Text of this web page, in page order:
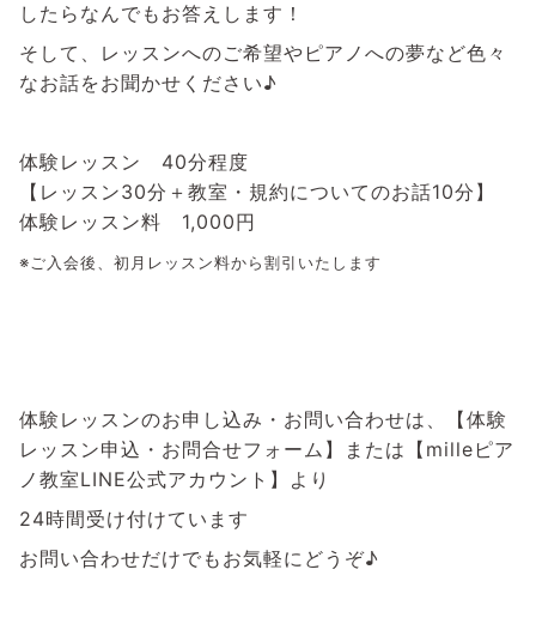
したらなんでもお答えします！
そして、レッスンへのご希望やピアノへの夢など色々
なお話をお聞かせください♪
体験レッスン 40分程度
【レッスン30分＋教室・規約についてのお話10分】
体験レッスン料 1,000円
※ご入会後、初月レッスン料から割引いたします
体験レッスンのお申し込み・お問い合わせは、【体験
レッスン申込・お問合せフォーム】または【milleピア
ノ教室LINE公式アカウント】より
24時間受け付けています
お問い合わせだけでもお気軽にどうぞ♪